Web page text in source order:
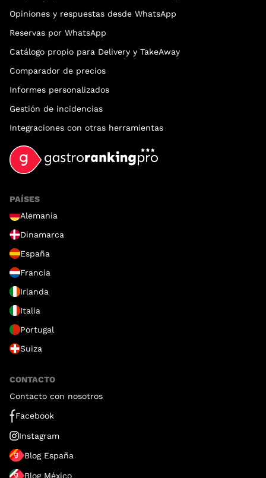
Opiniones y respuestas desde WhatsApp
Reservas por WhatsApp
Catálogo propio para Delivery y TakeAway
Comparador de precios
Informes personalizados
Gestión de incidencias
Integraciones con otras herramientas
PAÍSES
Alemania
Dinamarca
España
Francia
Irlanda
Italia
Portugal
Suiza
CONTACTO
Contacto con nosotros
Facebook
Instagram
Blog España
Blog México